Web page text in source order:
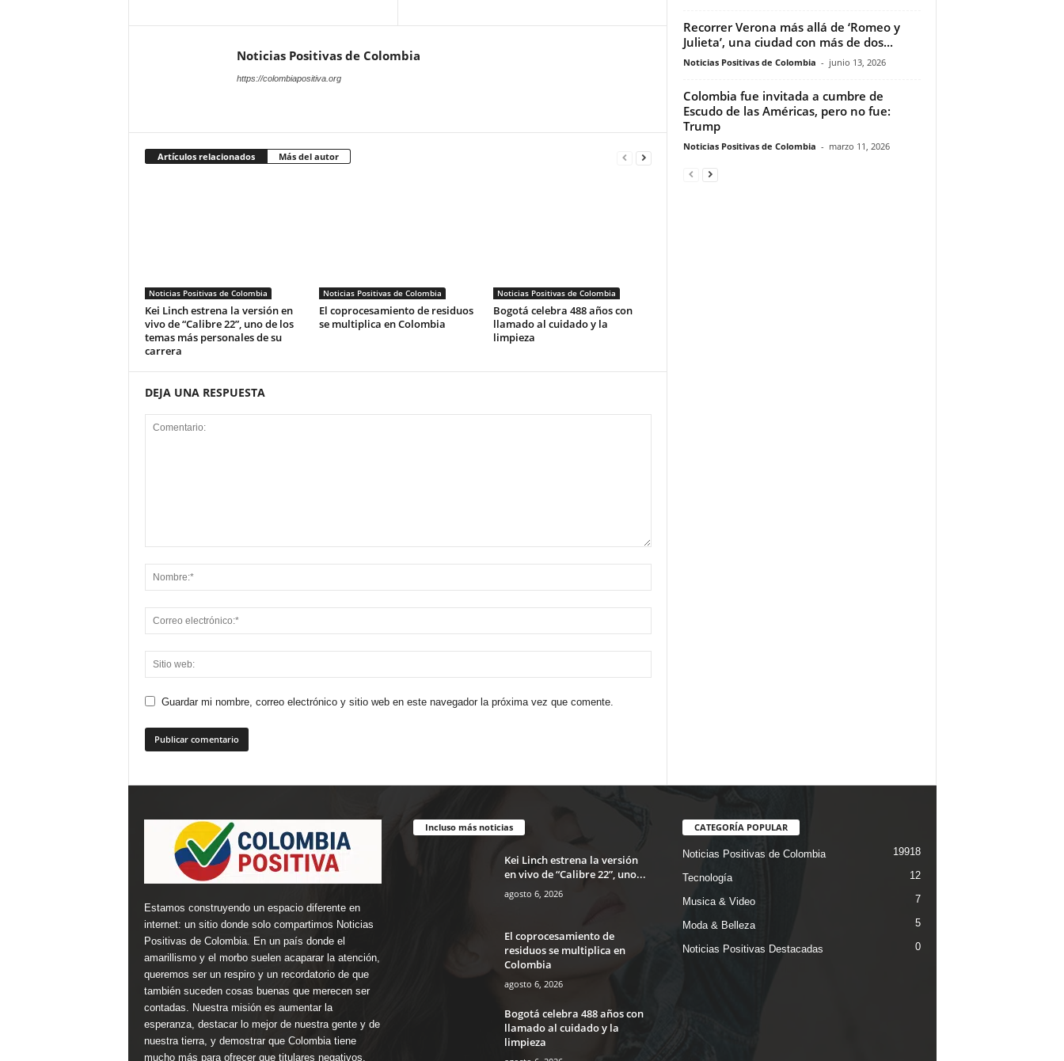
Noticias Positivas de Colombia
https://colombiapositiva.org
Artículos relacionados Más del autor
Noticias Positivas de Colombia
Kei Linch estrena la versión en
vivo de “Calibre 22”, uno de los
temas más personales de su
carrera
Noticias Positivas de Colombia
El coprocesamiento de residuos
se multiplica en Colombia
Noticias Positivas de Colombia
Bogotá celebra 488 años con
llamado al cuidado y la
limpieza
DEJA UNA RESPUESTA
Guardar mi nombre, correo electrónico y sitio web en este navegador la próxima vez que comente.
Recorrer Verona más allá de ‘Romeo y
Julieta’, una ciudad con más de dos...
Noticias Positivas de Colombia - junio 13, 2026
Colombia fue invitada a cumbre de
Escudo de las Américas, pero no fue:
Trump
Noticias Positivas de Colombia - marzo 11, 2026
Estamos construyendo un espacio diferente en
internet: un sitio donde solo compartimos Noticias
Positivas de Colombia. En un país donde el
amarillismo y el morbo suelen acaparar la atención,
queremos ser un respiro y un recordatorio de que
también suceden cosas buenas que merecen ser
contadas. Nuestra misión es aumentar la
esperanza, destacar lo mejor de nuestra gente y de
nuestra tierra, y demostrar que Colombia tiene
mucho más para ofrecer que titulares negativos.
Incluso más noticias
Kei Linch estrena la versión
en vivo de “Calibre 22”, uno...
agosto 6, 2026
El coprocesamiento de
residuos se multiplica en
Colombia
agosto 6, 2026
Bogotá celebra 488 años con
llamado al cuidado y la
limpieza
CATEGORÍA POPULAR
Noticias Positivas de Colombia 19918
Tecnología 12
Musica & Video 7
Moda & Belleza 5
Noticias Positivas Destacadas 0